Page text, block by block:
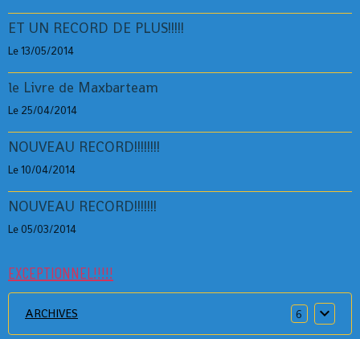
ET UN RECORD DE PLUS!!!!!
Le 13/05/2014
le Livre de Maxbarteam
Le 25/04/2014
NOUVEAU RECORD!!!!!!!!
Le 10/04/2014
NOUVEAU RECORD!!!!!!!
Le 05/03/2014
EXCEPTIONNEL!!!!!
ARCHIVES 6